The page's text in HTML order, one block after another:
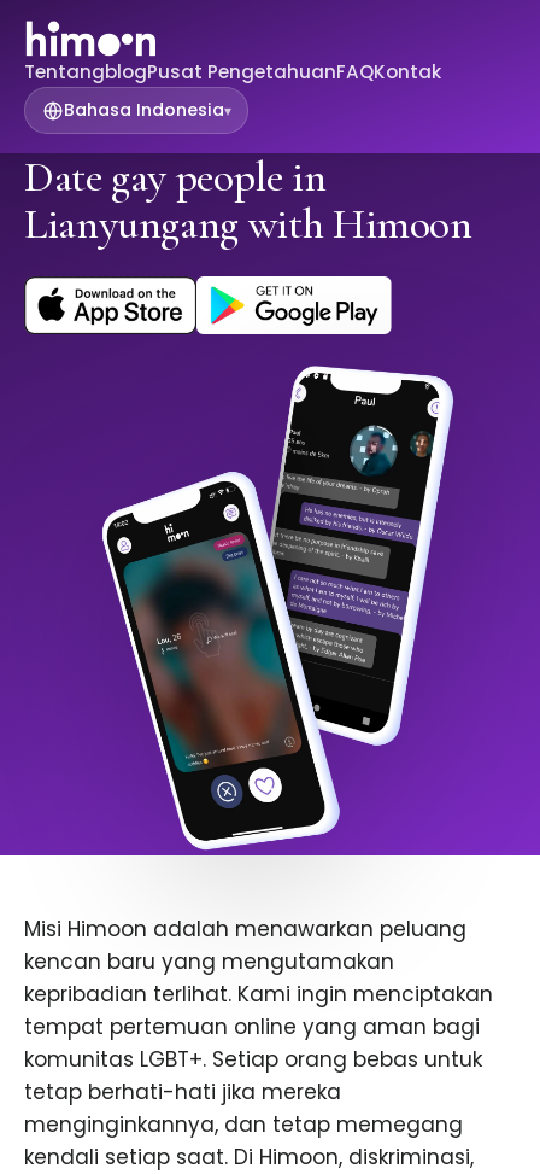
TentangblogPusat PengetahuanFAQKontak
Bahasa Indonesia▾
Date gay people in
Lianyungang with Himoon
Misi Himoon adalah menawarkan peluang
kencan baru yang mengutamakan
kepribadian terlihat. Kami ingin menciptakan
tempat pertemuan online yang aman bagi
komunitas LGBT+. Setiap orang bebas untuk
tetap berhati-hati jika mereka
menginginkannya, dan tetap memegang
kendali setiap saat. Di Himoon, diskriminasi,